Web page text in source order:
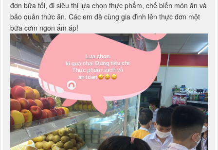
đơn bữa tối, đi siêu thị lựa chọn thực phẩm, chế biến món ăn và
bảo quản thức ăn. Các em đã cùng gia đình lên thực đơn một
bữa cơm ngon ấm áp!